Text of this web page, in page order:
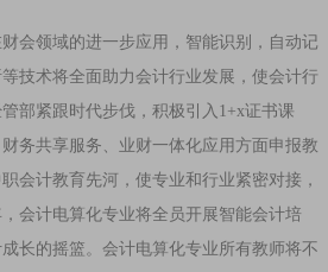
会领域的进一步应用，智能识别，自动记
技术将全面助力会计行业发展，使会计行
部紧跟时代步伐，积极引入1+x证书课
务共享服务、业财一体化应用方面申报教
会计教育先河，使专业和行业紧密对接，
会计电算化专业将全员开展智能会计培
长的摇篮。会计电算化专业所有教师将不